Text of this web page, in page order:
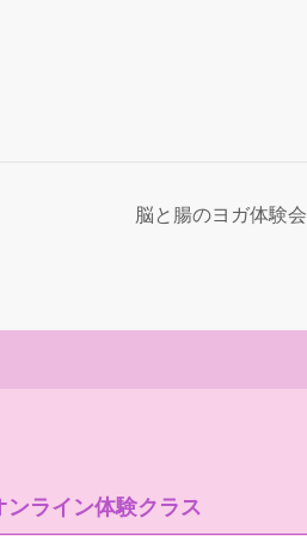
脳と腸のヨガ体験会
ンライン体験クラス